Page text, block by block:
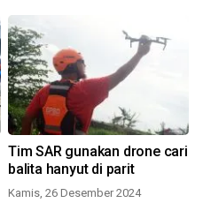
Tim SAR gunakan drone cari
balita hanyut di parit
Kamis, 26 Desember 2024